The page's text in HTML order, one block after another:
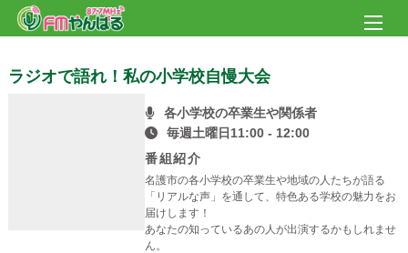
ラジオで語れ！私の小学校自慢大会
各小学校の卒業生や関係者
毎週土曜日11:00 - 12:00
番組紹介
名護市の各小学校の卒業生や地域の人たちが語る
「リアルな声」を通して、特色ある学校の魅力をお
届けします！
あなたの知っているあの人が出演するかもしれませ
ん。